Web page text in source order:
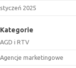
styczeń 2025
Kategorie
AGD i RTV
Agencje marketingowe